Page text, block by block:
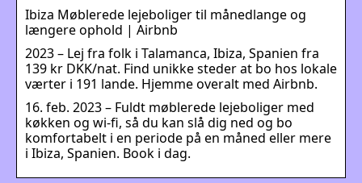
Ibiza Møblerede lejeboliger til månedlange og
længere ophold | Airbnb
2023 – Lej fra folk i Talamanca, Ibiza, Spanien fra
139 kr DKK/nat. Find unikke steder at bo hos lokale
værter i 191 lande. Hjemme overalt med Airbnb.
16. feb. 2023 – Fuldt møblerede lejeboliger med
køkken og wi-fi, så du kan slå dig ned og bo
komfortabelt i en periode på en måned eller mere
i Ibiza, Spanien. Book i dag.